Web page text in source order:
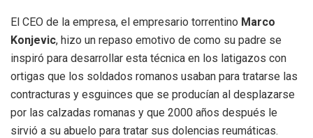
El CEO de la empresa, el empresario torrentino Marco
Konjevic, hizo un repaso emotivo de como su padre se
inspiró para desarrollar esta técnica en los latigazos con
ortigas que los soldados romanos usaban para tratarse las
contracturas y esguinces que se producían al desplazarse
por las calzadas romanas y que 2000 años después le
sirvió a su abuelo para tratar sus dolencias reumáticas.